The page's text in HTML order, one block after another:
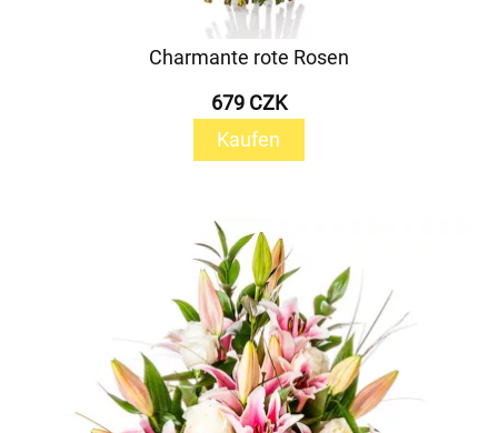
Charmante rote Rosen
679 CZK
Kaufen